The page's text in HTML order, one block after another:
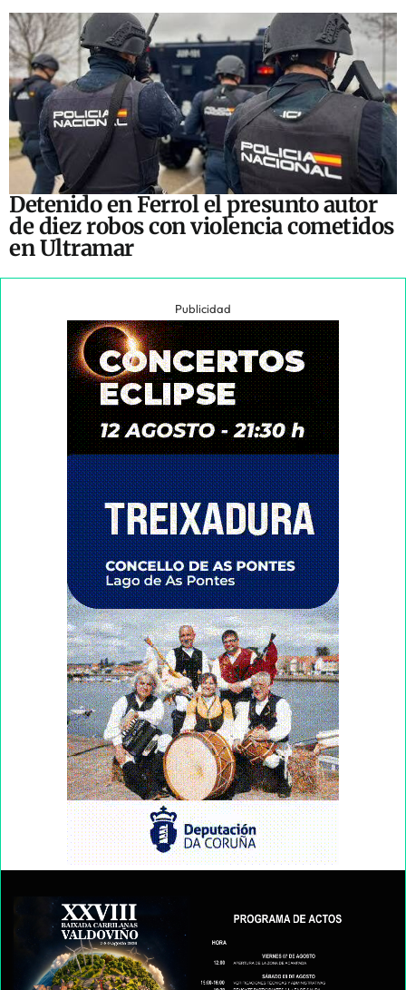
Detenido en Ferrol el presunto autor
de diez robos con violencia cometidos
en Ultramar
Publicidad